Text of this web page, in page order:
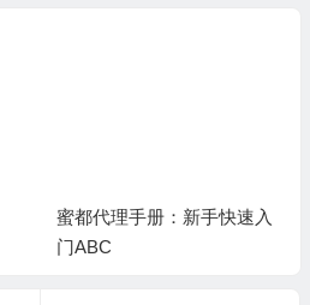
蜜都代理手册：新手快速入
门ABC